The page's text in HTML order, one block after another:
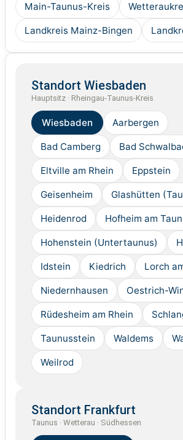
Main-Taunus-Kreis
Landkreis Mainz-Bingen
Standort Wiesbaden
Hauptsitz · Rheingau-Taunus-Kreis
Wiesbaden Aarbergen
Bad Camberg Bad
Eltville am Rhein Eppstein
Geisenheim Glashütten
Heidenrod Hofheim am
Hohenstein (Untertaunus)
Idstein Kiedrich Lorch
Niedernhausen Oestrich-
Rüdesheim am Rhein
Taunusstein Waldems
Weilrod
Standort Frankfurt
Taunus · Wetterau · Südhessen